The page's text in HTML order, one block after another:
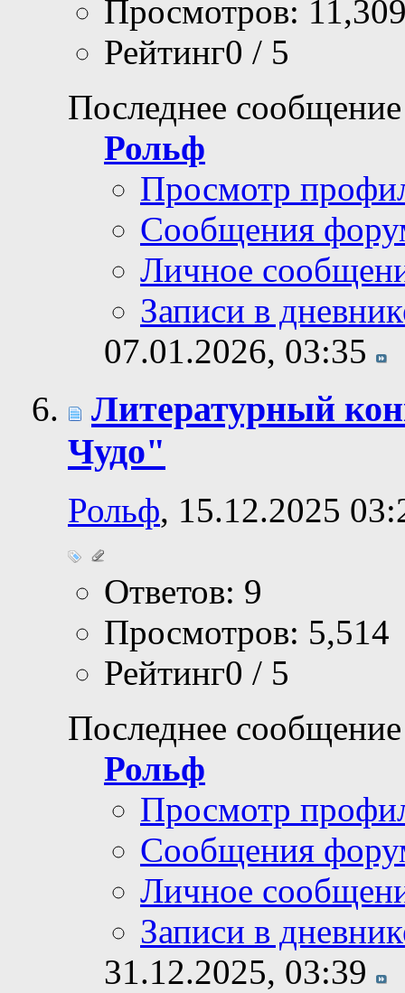
Просмотров:
Рейтинг0 / 5
Последнее
Рольф
Просмотр
Сообщения
Личное
Записи в
07.01.2026, 03:35
Литературный
Чудо"
Рольф, 15.12.2025
Ответов: 9
Просмотров: 5,514
Рейтинг0 / 5
Последнее
Рольф
Просмотр
Сообщения
Личное
Записи в
31.12.2025, 03:39